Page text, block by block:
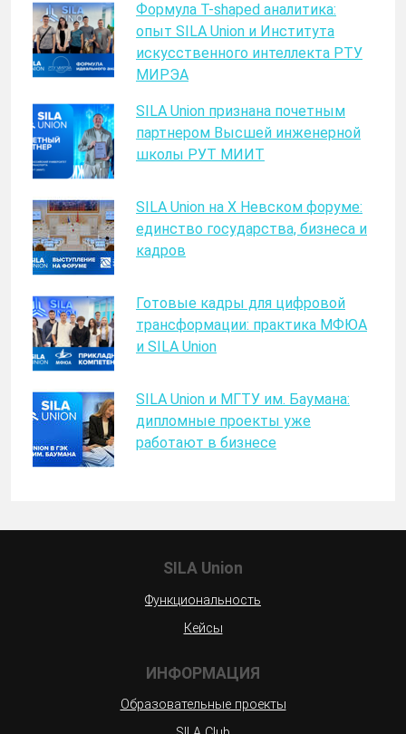
Формула T-shaped аналитика:
опыт SILA Union и Института
искусственного интеллекта РТУ
МИРЭА
SILA Union признана почетным
партнером Высшей инженерной
школы РУТ МИИТ
SILA Union на X Невском форуме:
единство государства, бизнеса и
кадров
Готовые кадры для цифровой
трансформации: практика МФЮА
и SILA Union
SILA Union и МГТУ им. Баумана:
дипломные проекты уже
работают в бизнесе
SILA Union
Функциональность
Кейсы
ИНФОРМАЦИЯ
Образовательные проекты